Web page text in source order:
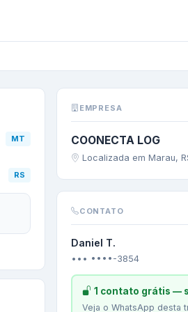
MT
RS
EMPRESA
COONECTA LOG
Localizada em Marau,
CONTATO
Daniel T.
••• ••••-3854
1 contato grátis —
Veja o WhatsApp desta